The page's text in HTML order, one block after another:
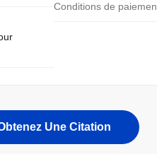
Conditions de
Une Citation